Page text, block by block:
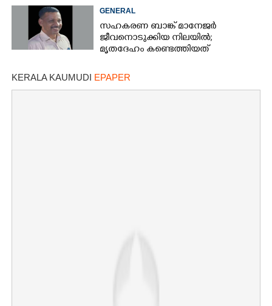
GENERAL
സഹകരണ ബാങ്ക് മാനേജർ
ജീവനൊടുക്കിയ നിലയിൽ;
മൃതദേഹം കണ്ടെത്തിയത്
KERALA KAUMUDI EPAPER